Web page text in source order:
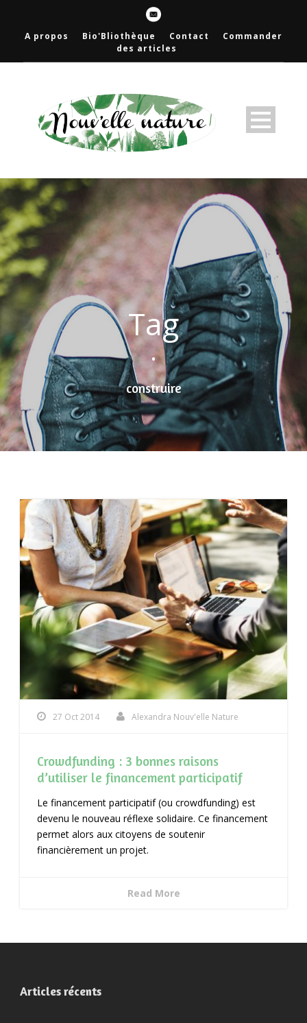
A propos Bio'Bliothèque Contact
Commander
des articles
Tag
•
construire
27 Oct 2014 Alexandra Nouv'elle Nature
Crowdfunding : 3 bonnes raisons
d’utiliser le financement participatif
Le financement participatif (ou crowdfunding) est
devenu le nouveau réflexe solidaire. Ce financement
permet alors aux citoyens de soutenir
financièrement un projet.
Read More
Articles récents